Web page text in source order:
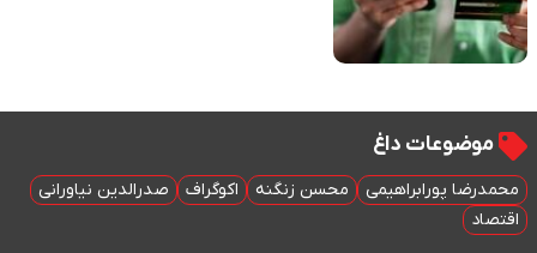
موضوعات داغ
محمدرضا پورابراهیمی محسن زنگنه اکوگراف
صدرالدین نیاورانی
اقتصاد